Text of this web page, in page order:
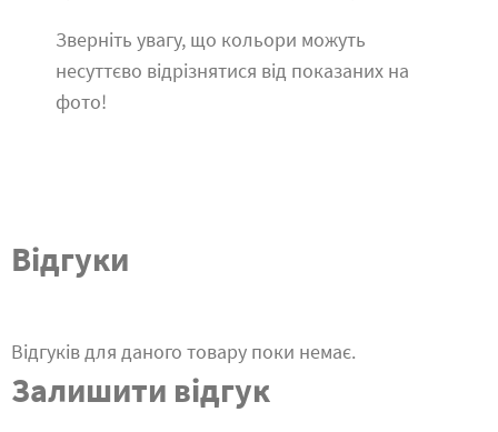
Зверніть увагу, що кольори можуть
несуттєво відрізнятися від показаних на
фото!
Відгуки
Відгуків для даного товару поки немає.
Залишити відгук